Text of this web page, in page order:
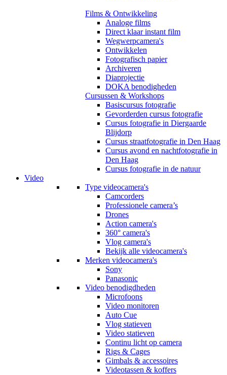
Films & Ontwikkeling
Analoge films
Direct klaar instant film
Wegwerpcamera's
Ontwikkelen
Fotografisch papier
Archiveren
Diaprojectie
DOKA benodigheden
Cursussen & Workshops
Basiscursus fotografie
Gevorderden cursus fotografie
Cursus fotografie in Diergaarde
Blijdorp
Cursus straatfotografie in Den Haag
Cursus avond en nachtfotografie in
Den Haag
Cursus fotografie in de natuur
Video
Type videocamera's
Camcorders
Professionele camera’s
Drones
Action camera's
360° camera's
Vlog camera's
Bekijk alle videocamera's
Merken videocamera's
Sony
Panasonic
Video benodigdheden
Microfoons
Video monitoren
Auto Cue
Vlog statieven
Video statieven
Continu licht op camera
Rigs & Cages
Gimbals & accessoires
Videotassen & koffers